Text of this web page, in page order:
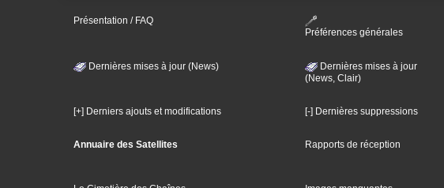
Présentation / FAQ
Préférences générales
Dernières mises à jour (News)
Dernières mises à jour
(News, Clair)
[+] Derniers ajouts et modifications [-] Dernières suppressions
Annuaire des Satellites Rapports de réception